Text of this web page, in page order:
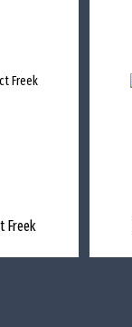
Freek